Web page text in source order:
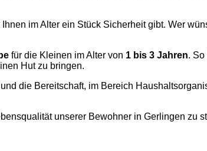
Ihnen im Alter ein Stück Sicherheit gibt. Wer
für die Kleinen im Alter von 1 bis 3 Jahren.
Hut zu bringen.
die Bereitschaft, im Bereich
unserer Bewohner in Gerlingen zu